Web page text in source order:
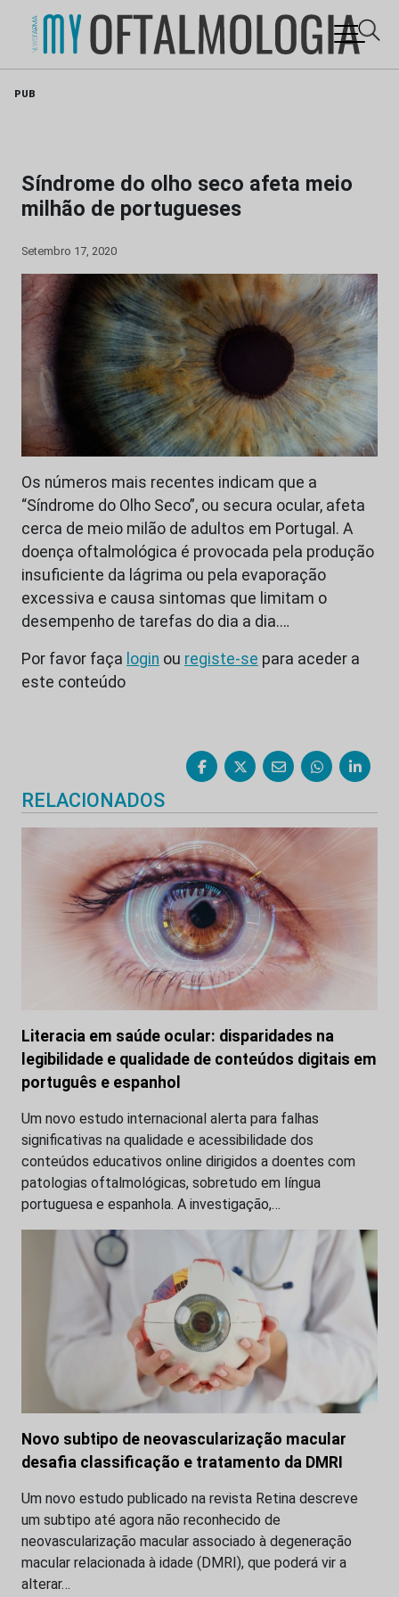
PUB
Síndrome do olho seco afeta meio
milhão de portugueses
Setembro 17, 2020
Os números mais recentes indicam que a
“Síndrome do Olho Seco”, ou secura ocular, afeta
cerca de meio milão de adultos em Portugal. A
doença oftalmológica é provocada pela produção
insuficiente da lágrima ou pela evaporação
excessiva e causa sintomas que limitam o
desempenho de tarefas do dia a dia.…
Por favor faça login ou registe-se para aceder a
este conteúdo
RELACIONADOS
Literacia em saúde ocular: disparidades na
legibilidade e qualidade de conteúdos digitais em
português e espanhol
Um novo estudo internacional alerta para falhas
significativas na qualidade e acessibilidade dos
conteúdos educativos online dirigidos a doentes com
patologias oftalmológicas, sobretudo em língua
portuguesa e espanhola. A investigação,…
Novo subtipo de neovascularização macular
desafia classificação e tratamento da DMRI
Um novo estudo publicado na revista Retina descreve
um subtipo até agora não reconhecido de
neovascularização macular associado à degeneração
macular relacionada à idade (DMRI), que poderá vir a
alterar…